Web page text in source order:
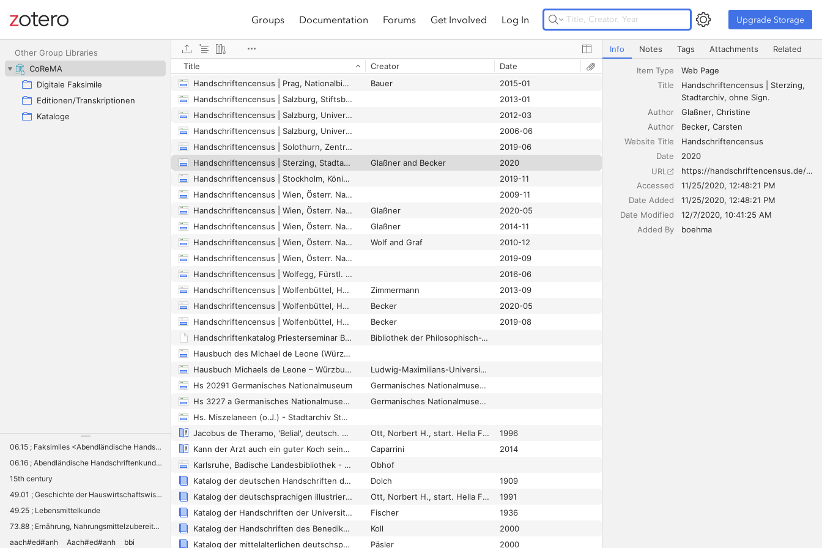
Site navigation
Groups Documentation Forums Get Involved Log In Upgrade Storage Upgrade Storage
Other Group Libraries
CoReMA
Digitale Faksimile
Editionen/Transkriptionen
Kataloge
06.15 ; Faksimiles <Abendländische Handschriftenkunde
06.16 ; Abendländische Handschriftenkunde: Sonstiges
15th century
49.01 ; Geschichte der Hauswirtschaftswissenschaft
49.25 ; Lebensmittelkunde
73.88 ; Ernährung, Nahrungsmittelzubereitung <Volkskunde
aach#ed#anh
Aach#ed#anh bbi
Title Creator Date
2009-04
Handschriftencensus | Prag, Nationalbibl., Cod. XI.D.10, Bl. 145
Bauer
2015-01
Handschriftencensus | Salzburg, Stiftsbibl. St. Peter, Cod. a VI 10
2013-01
Handschriftencensus | Salzburg, Universitätsbibl., Cod. M I 128
2012-03
Handschriftencensus | Salzburg, Universitätsbibl., Cod. M I 89
2006-06
Handschriftencensus | Solothurn, Zentralbibl., Cod. S 490
2019-06
Handschriftencensus | Sterzing, Stadtarchiv, ohne Sign.
Glaßner and Becker
2020
Handschriftencensus | Stockholm, Königl. Bibl., Cod. X 113
2019-11
Handschriftencensus | Wien, Österr. Nationalbibl., Cod. 2897
2009-11
Handschriftencensus | Wien, Österr. Nationalbibl., Cod. 2898
Glaßner
2020-05
Handschriftencensus | Wien, Österr. Nationalbibl., Cod. 3085
Glaßner
2014-11
Handschriftencensus | Wien, Österr. Nationalbibl., Cod. 4995
Wolf and Graf
2010-12
Handschriftencensus | Wien, Österr. Nationalbibl., Cod. 5486
2019-09
Handschriftencensus | Wolfegg, Fürstl. Waldburg-Wolfeggsche Bibl., ohne Sign. (3)
2016-06
Handschriftencensus | Wolfenbüttel, Herzog August Bibl., Cod. 1213 Helmst.
Zimmermann
2013-09
Handschriftencensus | Wolfenbüttel, Herzog August Bibl., Cod. 16.17 Aug. 4°
Becker
2020-05
Handschriftencensus | Wolfenbüttel, Herzog August Bibl., Cod. 226 Extravagantes
Becker
2019-08
Handschriftenkatalog Priesterseminar Brixen - unveröffentlicht
Bibliothek der Philosophisch-Theologischen Hochschule Brixen - Diözesanbibliothek
Hausbuch des Michael de Leone (Würzburger Liederhandschrift) |
Hausbuch Michaels de Leone – Würzburger Liederhandschrift
Ludwig-Maximilians-Universität München
Hs 20291 Germanisches Nationalmuseum
Germanisches Nationalmuseum Nürnberg
Hs 3227 a Germanisches Nationalmuseum
Germanisches Nationalmuseum Nürnberg
Hs. Miszelaneen (o.J.) - Stadtarchiv Sterzing
Jacobus de Theramo, 'Belial', deutsch. Handschrift Nr. 13.0.26
Ott, Norbert H., start. Hella Frühmorgen-Voss, fin. Norbert H. Ott
1996
Kann der Arzt auch ein guter Koch sein? Die Kochrezepte in der deutschen Bearbeitung der Epistula Anthimi de observatione ciborum
Caparrini
2014
Karlsruhe, Badische Landesbibliothek - Donaueschingen 793
Obhof
Katalog der deutschen Handschriften der k. k. öff. und Universitätsbibliothek zu Prag. I. Teil: Die Handschriften bis etwa z. J. 1550
Dolch
1909
Katalog der deutschsprachigen illustrierten Handschriften des Mittelalters
Ott, Norbert H., start. Hella Frühmorgen-Voss, fin. Norbert H. Ott
1991
Katalog der Handschriften der Universitätsbibliothek Erlangen
Fischer
1936
Katalog der Handschriften des Benediktinerstiftes Michaelbeuern bis 1600. Katalogband
Koll
2000
Katalog der mittelalterlichen deutschsprachigen Handschriften der ehemaligen Staats- und Universitätsbibliothek Königsberg. nebst Beschreibungen der mittelalterlichen deutschsprachigen Fragmente des ehemaligen Staatsarchivs Königsberg
Päsler 2000
Handschriftencensus | Sterzing, Stadtarchiv, ohne Sign.
Info Notes Tags Attachments Related
Item Type
Web Page
Title
Handschriftencensus | Sterzing,
Stadtarchiv, ohne Sign.
Author
Glaßner Christine
Author
Becker Carsten
Website Title
Handschriftencensus
Date
2020
URL
https://handschriftencensus.de/5791
Accessed
11/25/2020, 12:48:21 PM
Date Added
11/25/2020, 12:48:21 PM
Date Modified
12/7/2020, 10:41:25 AM
Added By
boehma